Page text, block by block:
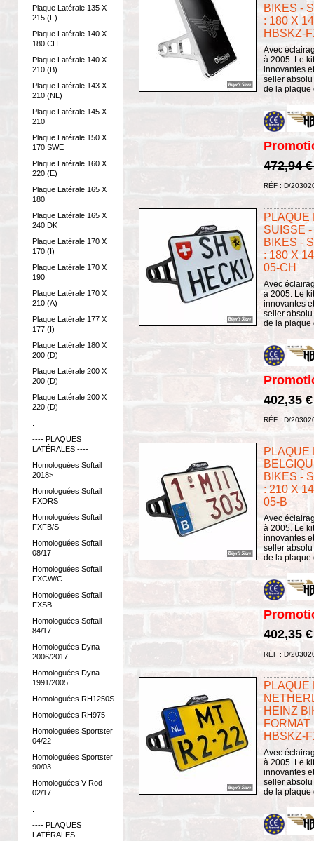
Plaque Latérale 135 X
215 (F)
Plaque Latérale 140 X
180 CH
Plaque Latérale 140 X
210 (B)
Plaque Latérale 143 X
210 (NL)
Plaque Latérale 145 X
210
Plaque Latérale 150 X
170 SWE
Plaque Latérale 160 X
220 (E)
Plaque Latérale 165 X
180
Plaque Latérale 165 X
240 DK
Plaque Latérale 170 X
170 (I)
Plaque Latérale 170 X
190
Plaque Latérale 170 X
210 (A)
Plaque Latérale 177 X
177 (I)
Plaque Latérale 180 X
200 (D)
Plaque Latérale 200 X
200 (D)
Plaque Latérale 200 X
220 (D)
---- PLAQUES
LATÉRALES ----
Homologuées Softail
2018>
Homologuées Softail
FXDRS
Homologuées Softail
FXFB/S
Homologuées Softail
08/17
Homologuées Softail
FXCW/C
Homologuées Softail
FXSB
Homologuées Softail
84/17
Homologuées Dyna
2006/2017
Homologuées Dyna
1991/2005
Homologuées RH1250S
Homologuées RH975
Homologuées Sportster
04/22
Homologuées Sportster
90/03
Homologuées V-Rod
02/17
---- PLAQUES
LATÉRALES ----
BIKES -
: 180 X
HBSKZ-
Avec
à 2005. Le
innovantes
seller
de la plaque
472,94
RÉF : D/
PLAQUE
SUISSE
BIKES -
: 180 X
05-CH
Avec
à 2005. Le
innovantes
seller
de la plaque
402,35
RÉF : D/
PLAQUE
BIKES -
: 210 X
05-B
Avec
à 2005. Le
innovantes
seller
de la plaque
402,35
RÉF : D/
PLAQUE
HEINZ
FORMAT
HBSKZ-
Avec
à 2005. Le
innovantes
seller
de la plaque